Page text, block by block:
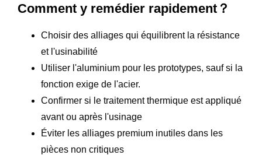
Comment y remédier rapidement？
Choisir des alliages qui équilibrent la résistance
et l'usinabilité
Utiliser l'aluminium pour les prototypes, sauf si la
fonction exige de l'acier.
Confirmer si le traitement thermique est appliqué
avant ou après l'usinage
Éviter les alliages premium inutiles dans les
pièces non critiques